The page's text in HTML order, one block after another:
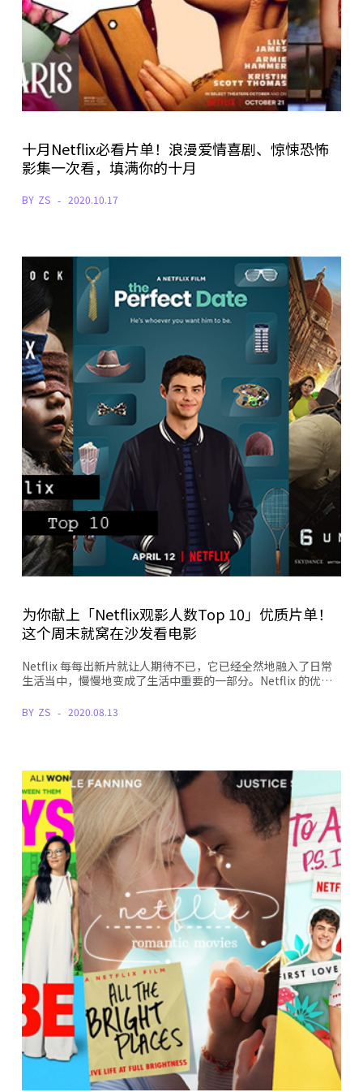
十月Netflix必看片单！浪漫爱情喜剧、惊悚恐怖
影集一次看，填满你的十月
BY ZS 2020.10.17
为你献上「Netflix观影人数Top 10」优质片单！
这个周末就窝在沙发看电影
Netflix 每每出新片就让人期待不已，它已经全然地融入了日常
生活当中，慢慢地变成了生活中重要的一部分。Netflix 的优…
BY ZS 2020.08.13